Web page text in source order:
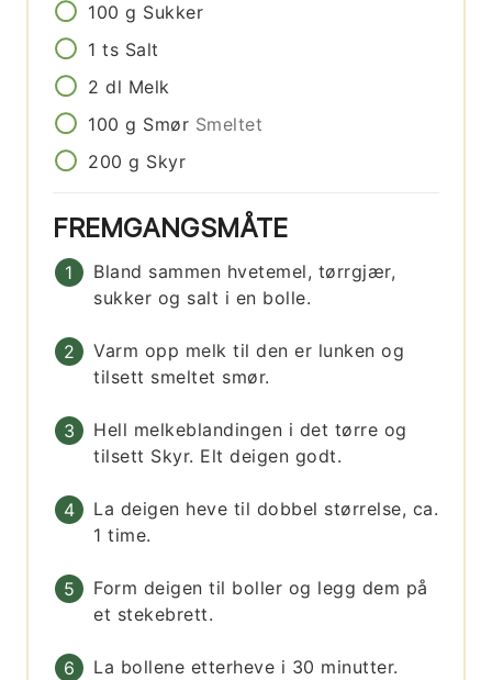
100 g Sukker
1 ts Salt
2 dl Melk
100 g Smør Smeltet
200 g Skyr
FREMGANGSMÅTE
Bland sammen hvetemel, tørrgjær,
sukker og salt i en bolle.
Varm opp melk til den er lunken og
tilsett smeltet smør.
Hell melkeblandingen i det tørre og
tilsett Skyr. Elt deigen godt.
La deigen heve til dobbel størrelse, ca.
1 time.
Form deigen til boller og legg dem på
et stekebrett.
La bollene etterheve i 30 minutter.